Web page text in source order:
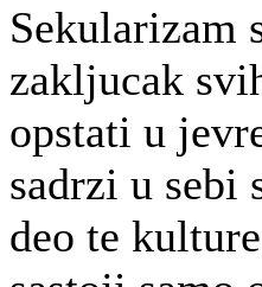
Sekularizam
zakljucak
opstati u
sadrzi u sebi
deo te